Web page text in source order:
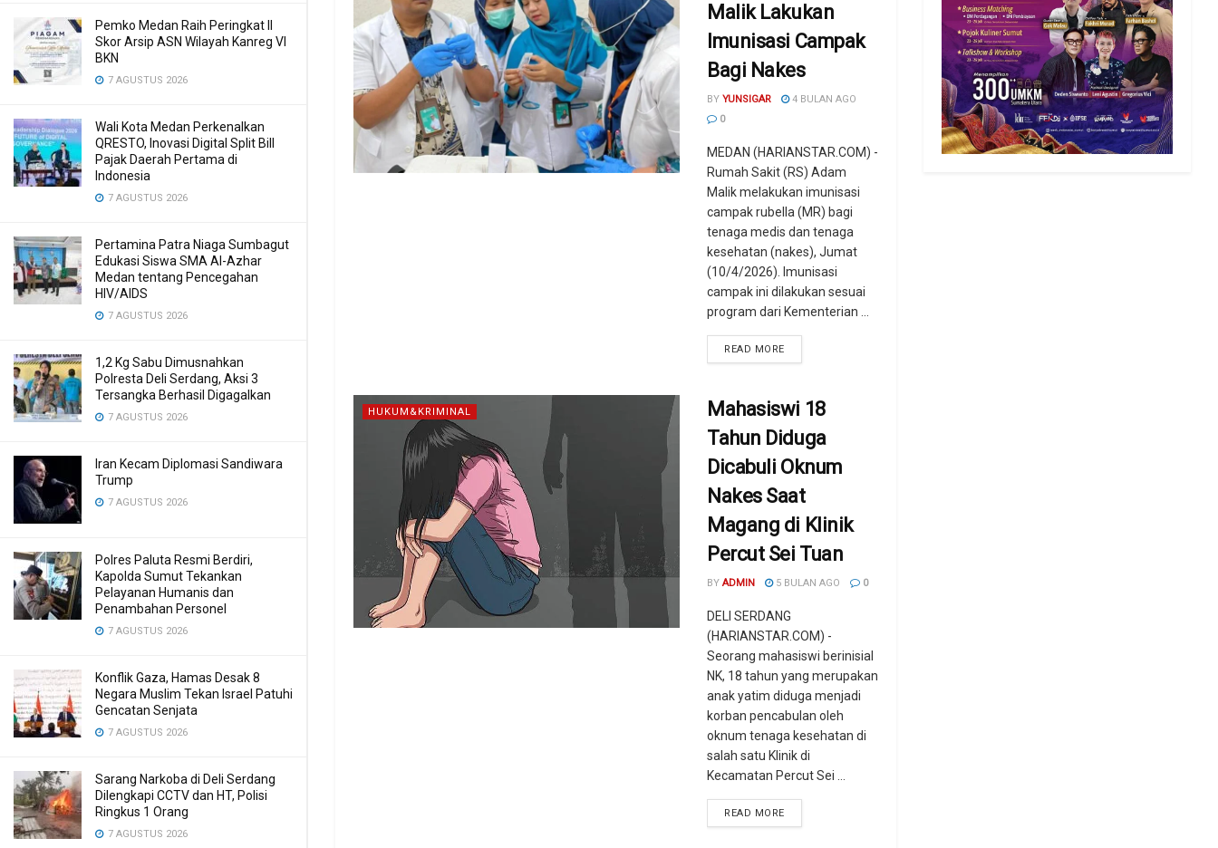
Pemko Medan Raih Peringkat II
Skor Arsip ASN Wilayah Kanreg VI
BKN
7 AGUSTUS 2026
Wali Kota Medan Perkenalkan
QRESTO, Inovasi Digital Split Bill
Pajak Daerah Pertama di
Indonesia
7 AGUSTUS 2026
Pertamina Patra Niaga Sumbagut
Edukasi Siswa SMA Al-Azhar
Medan tentang Pencegahan
HIV/AIDS
7 AGUSTUS 2026
1,2 Kg Sabu Dimusnahkan
Polresta Deli Serdang, Aksi 3
Tersangka Berhasil Digagalkan
7 AGUSTUS 2026
Iran Kecam Diplomasi Sandiwara
Trump
7 AGUSTUS 2026
Polres Paluta Resmi Berdiri,
Kapolda Sumut Tekankan
Pelayanan Humanis dan
Penambahan Personel
7 AGUSTUS 2026
Konflik Gaza, Hamas Desak 8
Negara Muslim Tekan Israel Patuhi
Gencatan Senjata
7 AGUSTUS 2026
Sarang Narkoba di Deli Serdang
Dilengkapi CCTV dan HT, Polisi
Ringkus 1 Orang
7 AGUSTUS 2026
Malik Lakukan
Imunisasi Campak
Bagi Nakes
BY YUNSIGAR
4 BULAN AGO
0
MEDAN (HARIANSTAR.COM) -
Rumah Sakit (RS) Adam
Malik melakukan imunisasi
campak rubella (MR) bagi
tenaga medis dan tenaga
kesehatan (nakes), Jumat
(10/4/2026). Imunisasi
campak ini dilakukan sesuai
program dari Kementerian ...
READ MORE
HUKUM&KRIMINAL
Mahasiswi 18
Tahun Diduga
Dicabuli Oknum
Nakes Saat
Magang di Klinik
Percut Sei Tuan
BY ADMIN 5 BULAN AGO 0
DELI SERDANG
(HARIANSTAR.COM) -
Seorang mahasiswi berinisial
NK, 18 tahun yang merupakan
anak yatim diduga menjadi
korban pencabulan oleh
oknum tenaga kesehatan di
salah satu Klinik di
Kecamatan Percut Sei ...
READ MORE